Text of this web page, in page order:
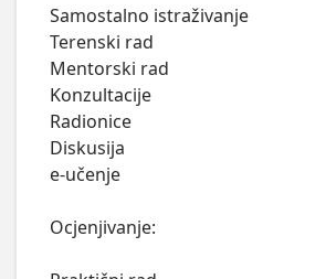
Samostalno istraživanje
Terenski rad
Mentorski rad
Konzultacije
Radionice
Diskusija
e-učenje
Ocjenjivanje: